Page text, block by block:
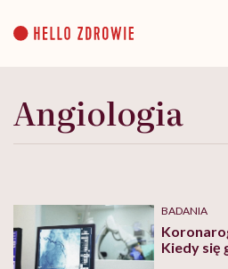
content
Angiologia
BADANIA
Kiedy się